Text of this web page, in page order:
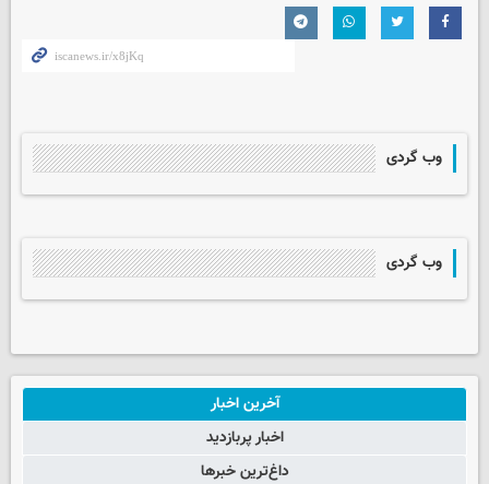
وب گردی
وب گردی
آخرین اخبار
اخبار پربازدید
داغ‌ترین خبرها